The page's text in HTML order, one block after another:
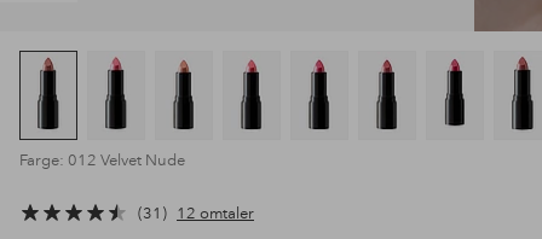
Farge: 012 Velvet Nude
31 12 omtaler